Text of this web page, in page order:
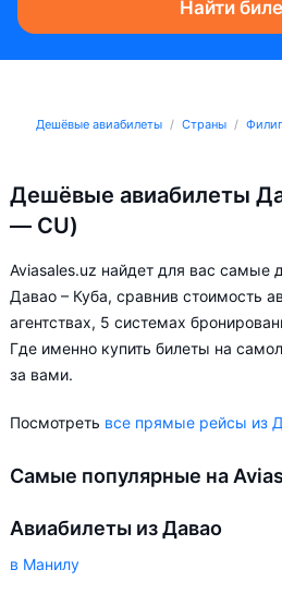
Найти
Дешёвые авиабилеты Страны
Дешёвые авиабилеты
— CU)
Aviasales.uz найдет для вас самые
Давао – Куба, сравнив стоимость
агентствах, 5 системах
Где именно купить билеты на
за вами.
Посмотреть все прямые рейсы из
Самые популярные на
Авиабилеты из Давао
в Манилу